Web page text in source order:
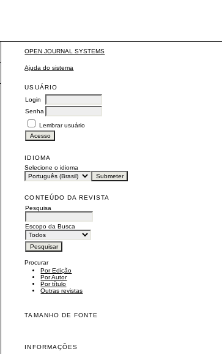
OPEN JOURNAL SYSTEMS
Ajuda do sistema
USUÁRIO
Login
Senha
Lembrar usuário
IDIOMA
Selecione o idioma
CONTEÚDO DA REVISTA
Pesquisa
Escopo da Busca
Procurar
Por Edição
Por Autor
Por título
Outras revistas
TAMANHO DE FONTE
INFORMAÇÕES